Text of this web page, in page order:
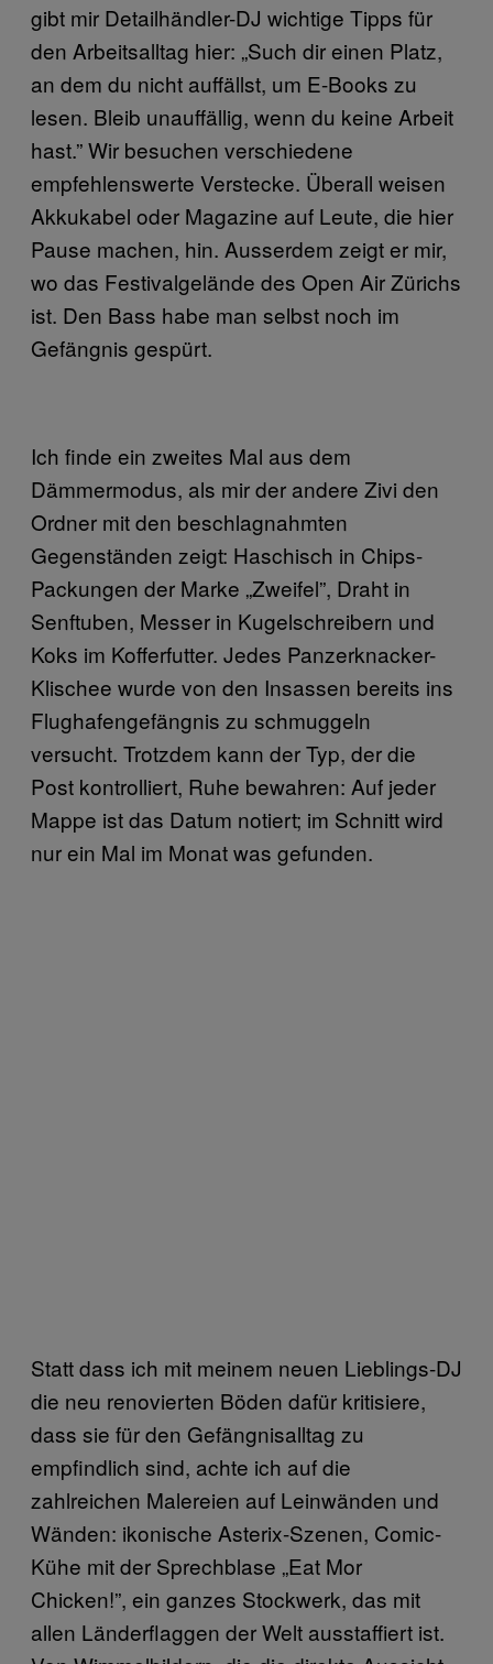
gibt mir Detailhändler-DJ wichtige Tipps für
den Arbeitsalltag hier: „Such dir einen Platz,
an dem du nicht auffällst, um E-Books zu
lesen. Bleib unauffällig, wenn du keine Arbeit
hast.” Wir besuchen verschiedene
empfehlenswerte Verstecke. Überall weisen
Akkukabel oder Magazine auf Leute, die hier
Pause machen, hin. Ausserdem zeigt er mir,
wo das Festivalgelände des Open Air Zürichs
ist. Den Bass habe man selbst noch im
Gefängnis gespürt.
Ich finde ein zweites Mal aus dem
Dämmermodus, als mir der andere Zivi den
Ordner mit den beschlagnahmten
Gegenständen zeigt: Haschisch in Chips-
Packungen der Marke „Zweifel”, Draht in
Senftuben, Messer in Kugelschreibern und
Koks im Kofferfutter. Jedes Panzerknacker-
Klischee wurde von den Insassen bereits ins
Flughafengefängnis zu schmuggeln
versucht. Trotzdem kann der Typ, der die
Post kontrolliert, Ruhe bewahren: Auf jeder
Mappe ist das Datum notiert; im Schnitt wird
nur ein Mal im Monat was gefunden.
Statt dass ich mit meinem neuen Lieblings-DJ
die neu renovierten Böden dafür kritisiere,
dass sie für den Gefängnisalltag zu
empfindlich sind, achte ich auf die
zahlreichen Malereien auf Leinwänden und
Wänden: ikonische Asterix-Szenen, Comic-
Kühe mit der Sprechblase „Eat Mor
Chicken!”, ein ganzes Stockwerk, das mit
allen Länderflaggen der Welt ausstaffiert ist.